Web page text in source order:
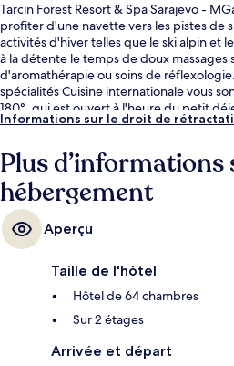
Tarcin Forest Resort & Spa Sarajevo -
profiter d'une navette vers les pistes de
activités d'hiver telles que le ski alpin et
à la détente le temps de doux massages
d'aromathérapie ou soins de
spécialités Cuisine internationale vous
180°, qui est ouvert à l'heure du petit
Parmi les autres petits avantages de cet
Informations sur le droit de
Plus d’informations
hébergement
Aperçu
Taille de l'hôtel
Hôtel de 64 chambres
Sur 2 étages
Arrivée et départ